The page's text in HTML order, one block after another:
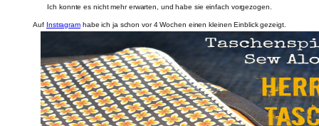
Ich konnte es nicht mehr erwarten, und habe sie einfach vorgezogen.
Auf Instragramhabe ich ja schon vor 4 Wochen einen kleinen Einblick gezeigt.